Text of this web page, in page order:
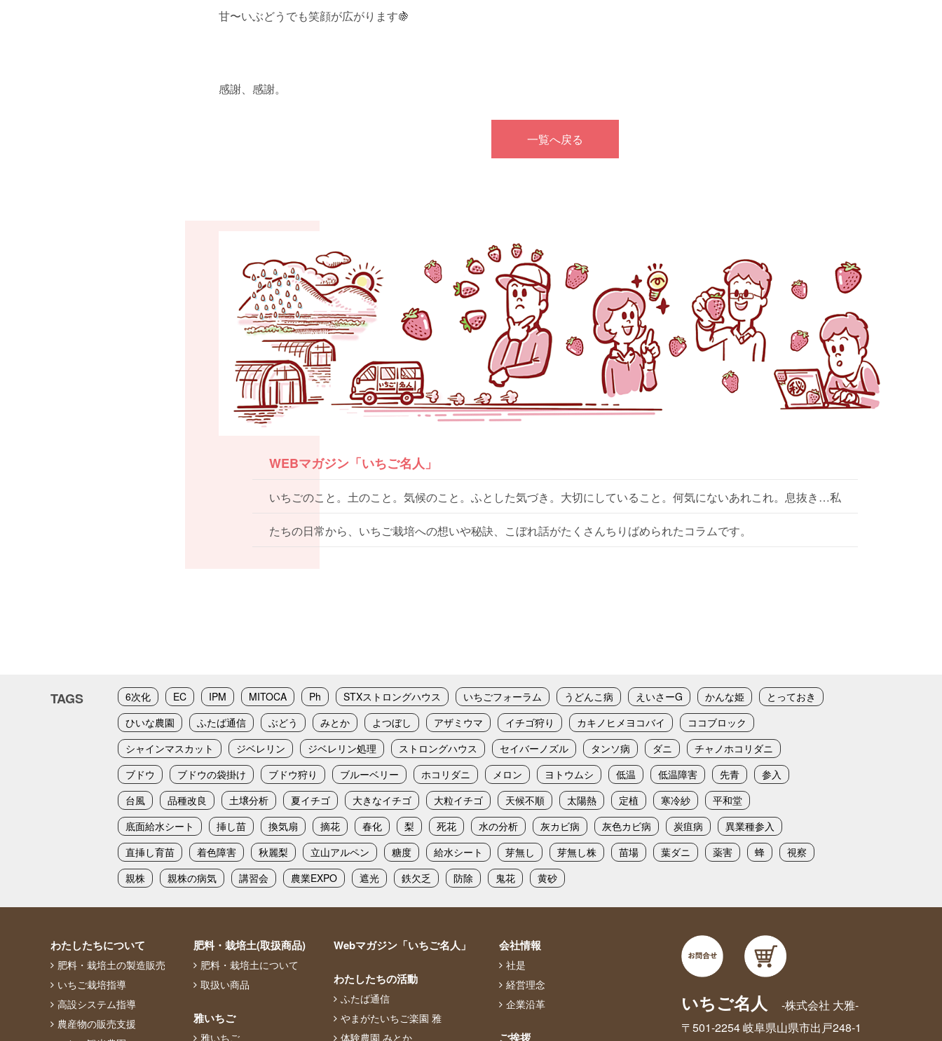
甘〜いぶどうでも笑顔が広がります🍇
感謝、感謝。
一覧へ戻る
WEBマガジン「いちご名人」
いちごのこと。土のこと。気候のこと。ふとした気づき。大切にしていること。何気にないあれこれ。息抜き…私
たちの日常から、いちご栽培への想いや秘訣、こぼれ話がたくさんちりばめられたコラムです。
TAGS 6次化 EC IPM MITOCA Ph STXストロングハウス いちごフォーラム うどんこ病 えいさーG かんな姫
とっておき
ひいな農園
ふたば通信 ぶどう みとか よつぼし アザミウマ イチゴ狩り カキノヒメヨコバイ
ココブロック
シャインマスカット
ジベレリン ジベレリン処理 ストロングハウス セイバーノズル タンソ病 ダニ
チャノホコリダニ
ブドウ
ブドウの袋掛け ブドウ狩り ブルーベリー ホコリダニ メロン ヨトウムシ 低温 低温障害 先青
参入
台風
品種改良 土壌分析 夏イチゴ 大きなイチゴ 大粒イチゴ 天候不順 太陽熱 定植 寒冷紗
平和堂
底面給水シート
挿し苗 換気扇 摘花 春化 梨 死花 水の分析 灰カビ病 灰色カビ病 炭疽病
異業種参入
直挿し育苗
着色障害 秋麗梨 立山アルペン 糖度 給水シート 芽無し 芽無し株 苗場 葉ダニ 薬害 蜂
視察
親株
親株の病気 講習会 農業EXPO 遮光 鉄欠乏 防除 鬼花 黄砂
わたしたちについて
肥料・栽培土の製造販売
いちご栽培指導
高設システム指導
農産物の販売支援
肥料・栽培土(取扱商品)
肥料・栽培土について
取扱い商品
雅いちご
雅いちご
Webマガジン「いちご名人」
わたしたちの活動
ふたば通信
やまがたいちご楽園 雅
体験農園 みとか
会社情報
社是
経営理念
企業沿革
ご挨拶
いちご名人
-株式会社 大雅-
〒501-2254 岐阜県山県市出戸248-1